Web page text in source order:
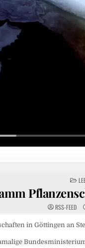
IN
RSS-FEED
in Göttingen an